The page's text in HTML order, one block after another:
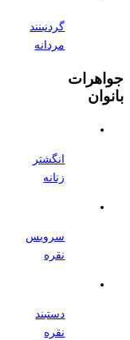
گردنبنند
مردانه
جواهرات
بانوان
انگشتر
زنانه
سرویس
نقره
دستبند
نقره